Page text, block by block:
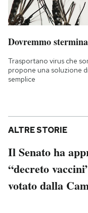
Dovremmo
Trasportano virus che
propone una soluzione
semplice
ALTRE STORIE
Il Senato ha
“decreto
votato dalla